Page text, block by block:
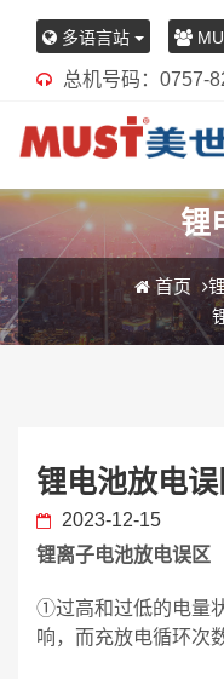
多语言站
总机号码：0757-
锂
首页
锂电池放电
2023-12-15
锂离子电池放电误区
①过高和过低的电量
响，而充放电循环次